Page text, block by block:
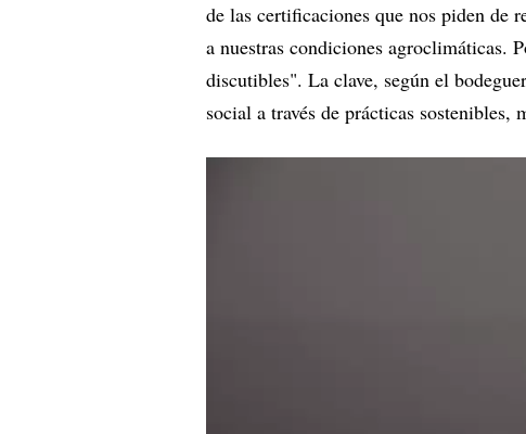
de las certificaciones que nos piden de
a nuestras condiciones agroclimáticas.
discutibles". La clave, según el
social a través de prácticas